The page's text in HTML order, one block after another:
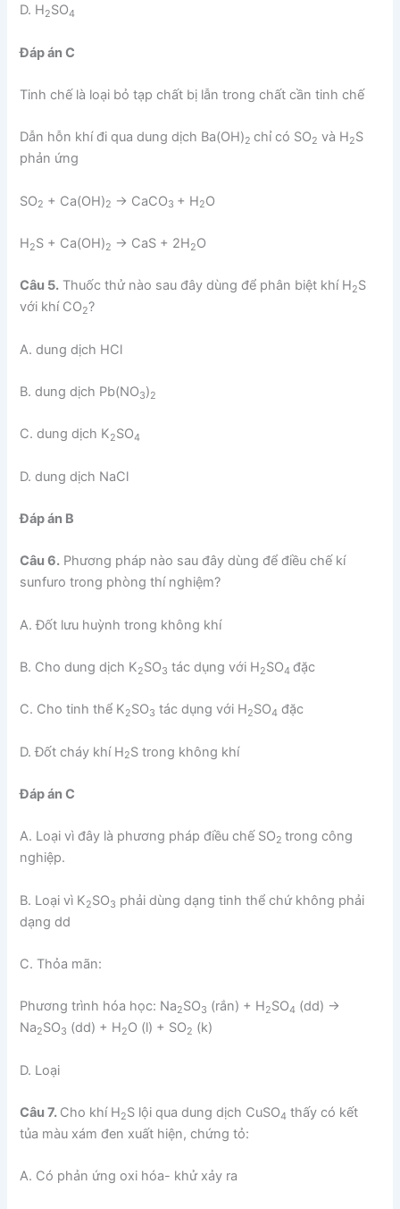
D. H2SO4
Đáp án C
Tinh chế là loại bỏ tạp chất bị lẫn trong chất cần tinh chế
Dẫn hỗn khí đi qua dung dịch Ba(OH)2chỉ có SO2 và H2S
phản ứng
SO2 + Ca(OH)2 → CaCO3 + H2O
H2S + Ca(OH)2 → CaS + 2H2O
Câu 5. Thuốc thử nào sau đây dùng để phân biệt khí H2S
với khí CO2?
A. dung dịch HCl
B. dung dịch Pb(NO3)2
C. dung dịch K2SO4
D. dung dịch NaCl
Đáp án B
Câu 6. Phương pháp nào sau đây dùng để điều chế kí
sunfuro trong phòng thí nghiệm?
A. Đốt lưu huỳnh trong không khí
B. Cho dung dịch K2SO3 tác dụng với H2SO4đặc
C. Cho tinh thể K2SO3 tác dụng với H2SO4 đặc
D. Đốt cháy khí H2S trong không khí
Đáp án C
A. Loại vì đây là phương pháp điều chế SO2 trong công
nghiệp.
B. Loại vì K2SO3 phải dùng dạng tinh thể chứ không phải
dạng dd
C. Thỏa mãn:
Phương trình hóa học: Na2SO3 (rắn) + H2SO4 (dd) →
Na2SO3 (dd) + H2O (l) + SO2 (k)
D. Loại
Câu 7. Cho khí H2S lội qua dung dịch CuSO4 thấy có kết
tủa màu xám đen xuất hiện, chứng tỏ:
A. Có phản ứng oxi hóa- khử xảy ra